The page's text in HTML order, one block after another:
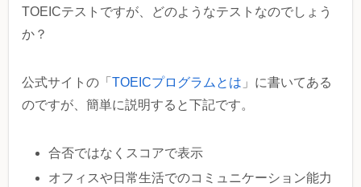
TOEICテストですが、どのようなテストなのでしょう
か？
公式サイトの「 TOEICプログラムとは 」に書いてある
のですが、簡単に説明すると下記です。
合否ではなくスコアで表示
オフィスや日常生活でのコミュニケーション能力